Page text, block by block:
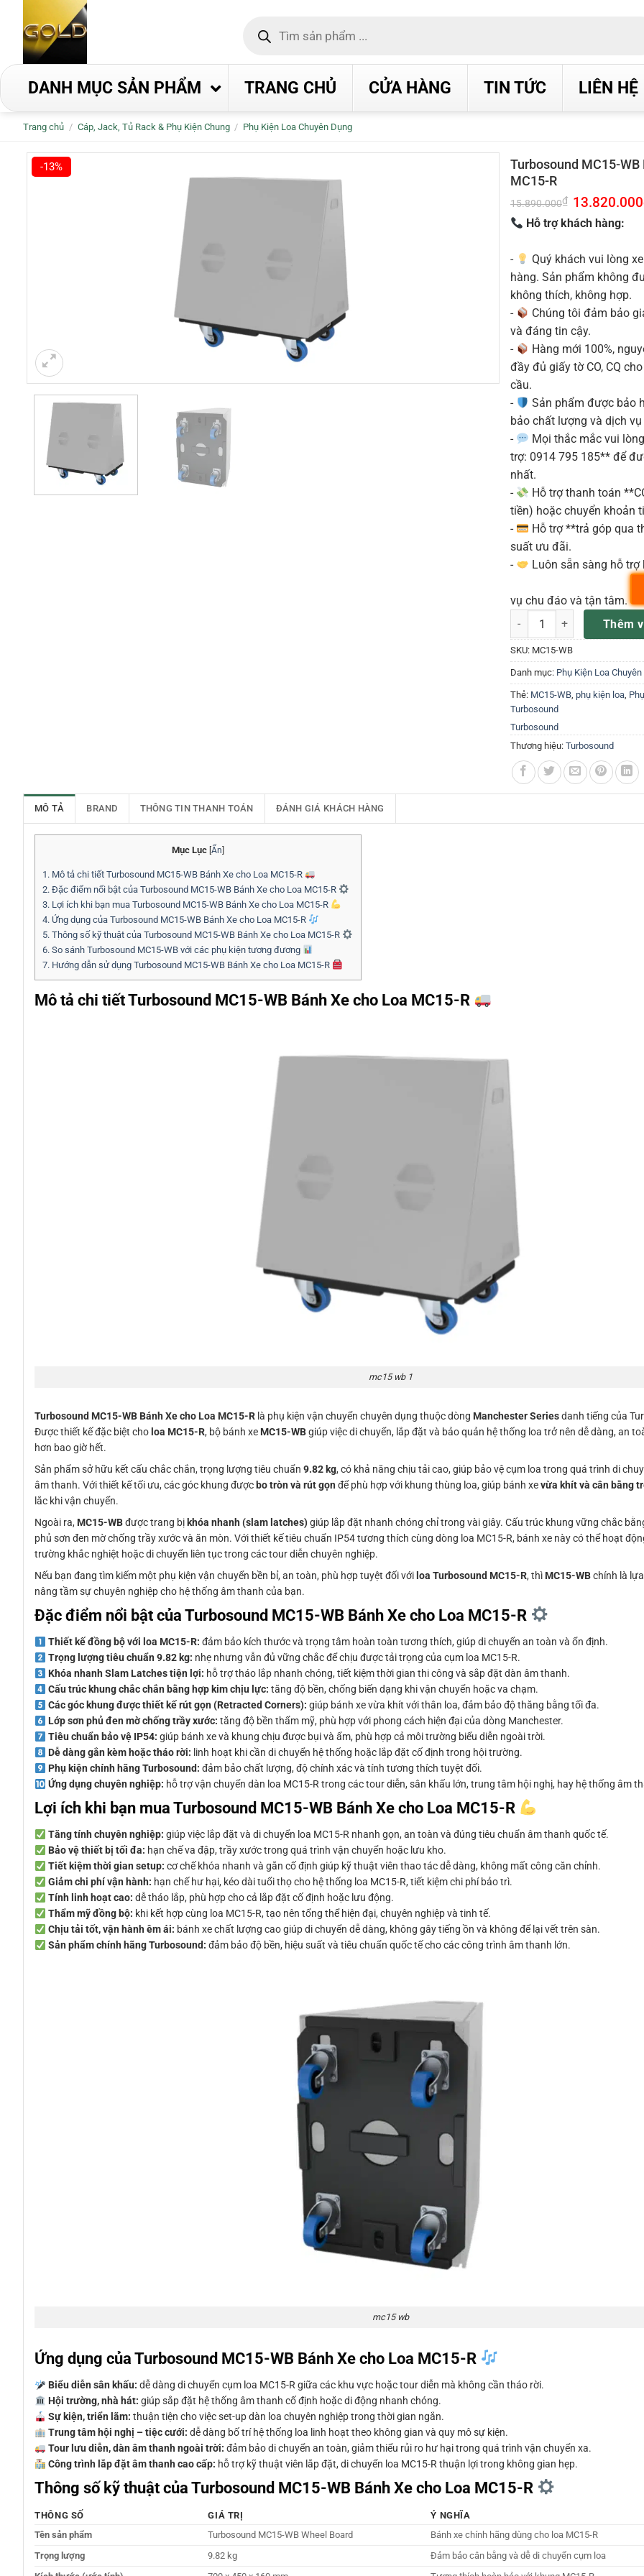
dung
kiếm
DANH MỤC SẢN PHẨM TRANG CHỦ CỬA HÀNG TIN TỨC LIÊN HỆ
Trang chủ / Cáp, Jack, Tủ Rack & Phụ Kiện Chung / Phụ Kiện Loa Chuyên Dụng
-13%
Turbosound MC15-WB
MC15-R
15.890.000₫ Giá
gốc
là:
15.890.000₫.
13.820.000
Hỗ trợ khách hàng:
-
Quý khách vui lòng
hàng. Sản phẩm không
không thích, không hợp.
-
Chúng tôi đảm bảo
và đáng tin cậy.
-
Hàng mới 100%,
đầy đủ giấy tờ CO, CQ
cầu.
-
Sản phẩm được bảo
bảo chất lượng và dịch
-
Mọi thắc mắc vui
trợ: 0914 795 185** để
nhất.
-
Hỗ trợ thanh toán
tiền) hoặc chuyển khoản
-
Hỗ trợ **trả góp qua
suất ưu đãi.
-
Luôn sẵn sàng hỗ
vụ chu đáo và tận tâm.
Turbosound MC15-WB Bánh
Thêm
SKU: MC15-WB
Danh mục: Phụ Kiện Loa
Thẻ: MC15-WB, phụ kiện loa,
Turbosound
Turbosound
Thương hiệu: Turbosound
MÔ TẢ BRAND THÔNG TIN THANH TOÁN ĐÁNH GIÁ KHÁCH HÀNG
Mục Lục Ẩn
1. Mô tả chi tiết Turbosound MC15-WB Bánh Xe cho Loa MC15-R
2. Đặc điểm nổi bật của Turbosound MC15-WB Bánh Xe cho Loa MC15-R
3. Lợi ích khi bạn mua Turbosound MC15-WB Bánh Xe cho Loa MC15-R
4. Ứng dụng của Turbosound MC15-WB Bánh Xe cho Loa MC15-R
5. Thông số kỹ thuật của Turbosound MC15-WB Bánh Xe cho Loa MC15-R
6. So sánh Turbosound MC15-WB với các phụ kiện tương đương
7. Hướng dẫn sử dụng Turbosound MC15-WB Bánh Xe cho Loa MC15-R
Mô tả chi tiết Turbosound MC15-WB Bánh Xe cho Loa MC15-R
mc15 wb 1
Turbosound MC15-WB Bánh Xe cho Loa MC15-R là phụ kiện vận chuyển chuyên dụng thuộc dòng Manchester Seriesdanh tiếng của
Được thiết kế đặc biệt cho loa MC15-R, bộ bánh xe MC15-WBgiúp việc di chuyển, lắp đặt và bảo quản hệ thống loa trở nên dễ dàng, an
hơn bao giờ hết.
Sản phẩm sở hữu kết cấu chắc chắn, trọng lượng tiêu chuẩn 9.82 kg, có khả năng chịu tải cao, giúp bảo vệ cụm loa trong quá trình di
âm thanh. Với thiết kế tối ưu, các góc khung được bo tròn và rút gọn để phù hợp với khung thùng loa, giúp bánh xevừa khít và cân bằng
lắc khi vận chuyển.
Ngoài ra, MC15-WBđược trang bị khóa nhanh (slam latches)giúp lắp đặt nhanh chóng chỉ trong vài giây. Cấu trúc khung vững chắc
phủ sơn đen mờ chống trầy xước và ăn mòn. Với thiết kế tiêu chuẩn IP54 tương thích cùng dòng loa MC15-R, bánh xe này có thể hoạt
trường khắc nghiệt hoặc di chuyển liên tục trong các tour diễn chuyên nghiệp.
Nếu bạn đang tìm kiếm một phụ kiện vận chuyển bền bỉ, an toàn, phù hợp tuyệt đối với loa Turbosound MC15-R, thì MC15-WBchính là
nâng tầm sự chuyên nghiệp cho hệ thống âm thanh của bạn.
Đặc điểm nổi bật của Turbosound MC15-WB Bánh Xe cho Loa MC15-R
Thiết kế đồng bộ với loa MC15-R: đảm bảo kích thước và trọng tâm hoàn toàn tương thích, giúp di chuyển an toàn và ổn định.
Trọng lượng tiêu chuẩn 9.82 kg: nhẹ nhưng vẫn đủ vững chắc để chịu được tải trọng của cụm loa MC15-R.
Khóa nhanh Slam Latches tiện lợi: hỗ trợ tháo lắp nhanh chóng, tiết kiệm thời gian thi công và sắp đặt dàn âm thanh.
Cấu trúc khung chắc chắn bằng hợp kim chịu lực: tăng độ bền, chống biến dạng khi vận chuyển hoặc va chạm.
Các góc khung được thiết kế rút gọn (Retracted Corners): giúp bánh xe vừa khít với thân loa, đảm bảo độ thăng bằng tối đa.
Lớp sơn phủ đen mờ chống trầy xước: tăng độ bền thẩm mỹ, phù hợp với phong cách hiện đại của dòng Manchester.
Tiêu chuẩn bảo vệ IP54: giúp bánh xe và khung chịu được bụi và ẩm, phù hợp cả môi trường biểu diễn ngoài trời.
Dễ dàng gắn kèm hoặc tháo rời: linh hoạt khi cần di chuyển hệ thống hoặc lắp đặt cố định trong hội trường.
Phụ kiện chính hãng Turbosound: đảm bảo chất lượng, độ chính xác và tính tương thích tuyệt đối.
Ứng dụng chuyên nghiệp: hỗ trợ vận chuyển dàn loa MC15-R trong các tour diễn, sân khấu lớn, trung tâm hội nghị, hay hệ thống âm
Lợi ích khi bạn mua Turbosound MC15-WB Bánh Xe cho Loa MC15-R
Tăng tính chuyên nghiệp: giúp việc lắp đặt và di chuyển loa MC15-R nhanh gọn, an toàn và đúng tiêu chuẩn âm thanh quốc tế.
Bảo vệ thiết bị tối đa: hạn chế va đập, trầy xước trong quá trình vận chuyển hoặc lưu kho.
Tiết kiệm thời gian setup: cơ chế khóa nhanh và gắn cố định giúp kỹ thuật viên thao tác dễ dàng, không mất công căn chỉnh.
Giảm chi phí vận hành: hạn chế hư hại, kéo dài tuổi thọ cho hệ thống loa MC15-R, tiết kiệm chi phí bảo trì.
Tính linh hoạt cao: dễ tháo lắp, phù hợp cho cả lắp đặt cố định hoặc lưu động.
Thẩm mỹ đồng bộ: khi kết hợp cùng loa MC15-R, tạo nên tổng thể hiện đại, chuyên nghiệp và tinh tế.
Chịu tải tốt, vận hành êm ái: bánh xe chất lượng cao giúp di chuyển dễ dàng, không gây tiếng ồn và không để lại vết trên sàn.
Sản phẩm chính hãng Turbosound: đảm bảo độ bền, hiệu suất và tiêu chuẩn quốc tế cho các công trình âm thanh lớn.
mc15 wb
Ứng dụng của Turbosound MC15-WB Bánh Xe cho Loa MC15-R
Biểu diễn sân khấu: dễ dàng di chuyển cụm loa MC15-R giữa các khu vực hoặc tour diễn mà không cần tháo rời.
Hội trường, nhà hát: giúp sắp đặt hệ thống âm thanh cố định hoặc di động nhanh chóng.
Sự kiện, triển lãm: thuận tiện cho việc set-up dàn loa chuyên nghiệp trong thời gian ngắn.
Trung tâm hội nghị – tiệc cưới: dễ dàng bố trí hệ thống loa linh hoạt theo không gian và quy mô sự kiện.
Tour lưu diễn, dàn âm thanh ngoài trời: đảm bảo di chuyển an toàn, giảm thiểu rủi ro hư hại trong quá trình vận chuyển xa.
Công trình lắp đặt âm thanh cao cấp: hỗ trợ kỹ thuật viên lắp đặt, di chuyển loa MC15-R thuận lợi trong không gian hẹp.
Thông số kỹ thuật của Turbosound MC15-WB Bánh Xe cho Loa MC15-R
THÔNG SỐ GIÁ TRỊ
Ý NGHĨA
Tên sản phẩm
Turbosound MC15-WB Wheel Board
Bánh xe chính hãng dùng cho loa MC15-R
Trọng lượng
9.82 kg
Đảm bảo cân bằng và dễ di chuyển cụm loa